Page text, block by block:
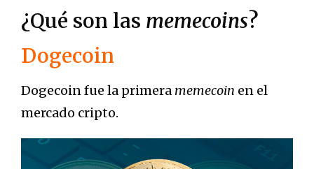
¿Qué son las memecoins?
Dogecoin
Dogecoin fue la primera memecoin en el
mercado cripto.